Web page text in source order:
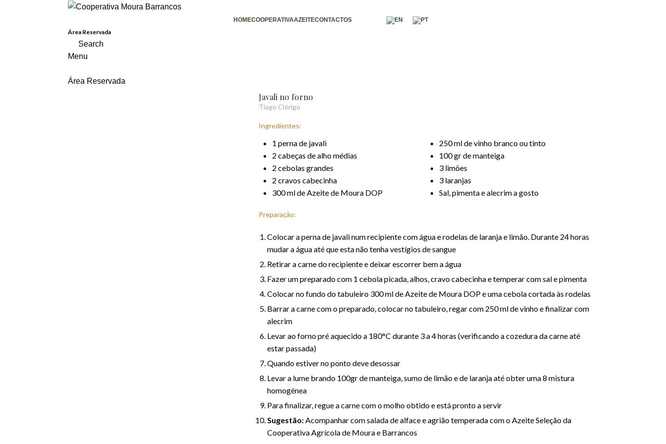
HOMECOOPERATIVAAZEITECONTACTOS
Área Reservada
Search
Menu
Área Reservada
Javali no forno
Tiago Clérigo
Ingredientes:
1 perna de javali
2 cabeças de alho médias
2 cebolas grandes
2 cravos cabecinha
300 ml de Azeite de Moura DOP
250 ml de vinho branco ou tinto
100 gr de manteiga
3 limões
3 laranjas
Sal, pimenta e alecrim a gosto
Preparação:
Colocar a perna de javali num recipiente com água e rodelas de laranja e limão. Durante 24 horas
mudar a água até que esta não tenha vestígios de sangue
Retirar a carne do recipiente e deixar escorrer bem a água
Fazer um preparado com 1 cebola picada, alhos, cravo cabecinha e temperar com sal e pimenta
Colocar no fundo do tabuleiro 300 ml de Azeite de Moura DOP e uma cebola cortada às rodelas
Barrar a carne com o preparado, colocar no tabuleiro, regar com 250 ml de vinho e finalizar com
alecrim
Levar ao forno pré aquecido a 180°C durante 3 a 4 horas (verificando a cozedura da carne até
estar passada)
Quando estiver no ponto deve desossar
Levar a lume brando 100gr de manteiga, sumo de limão e de laranja até obter uma 8 mistura
homogénea
Para finalizar, regue a carne com o molho obtido e está pronto a servir
Sugestão:Acompanhar com salada de alface e agrião temperada com o Azeite Seleção da
Cooperativa Agrícola de Moura e Barrancos